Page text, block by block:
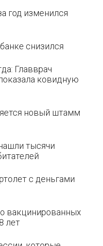
год изменился
снизился
Главврач
ковидную
новый штамм
тысячи
с деньгами
вакцинированных
лет